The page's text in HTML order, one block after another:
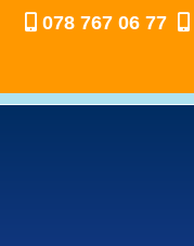
078 767 06 77